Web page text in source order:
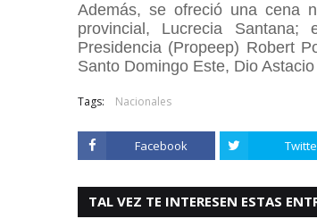
Además, se ofreció una cena
provincial, Lucrecia
Presidencia (Propeep) Robert
Santo Domingo Este, Dio
Tags: Nacionales
Facebook
TAL VEZ TE INTERESEN ESTAS